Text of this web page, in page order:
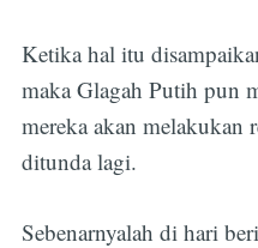
Ketika hal itu
maka Glagah Putih pun
mereka akan melakukan
ditunda lagi.
Sebenarnyalah di hari